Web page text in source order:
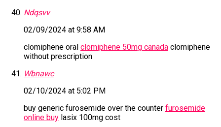
Ndqsvv
02/09/2024 at 9:58 AM
clomiphene oral clomiphene 50mg canada clomiphene
without prescription
Wbnawc
02/10/2024 at 5:02 PM
buy generic furosemide over the counter furosemide
online buy lasix 100mg cost